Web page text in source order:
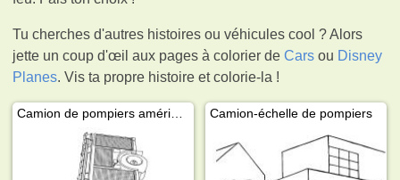
Tu cherches d'autres histoires ou véhicules cool ? Alors
jette un coup d'œil aux pages à colorier deCars ou Disney
Planes. Vis ta propre histoire et colorie-la !
Camion-échelle de pompiers